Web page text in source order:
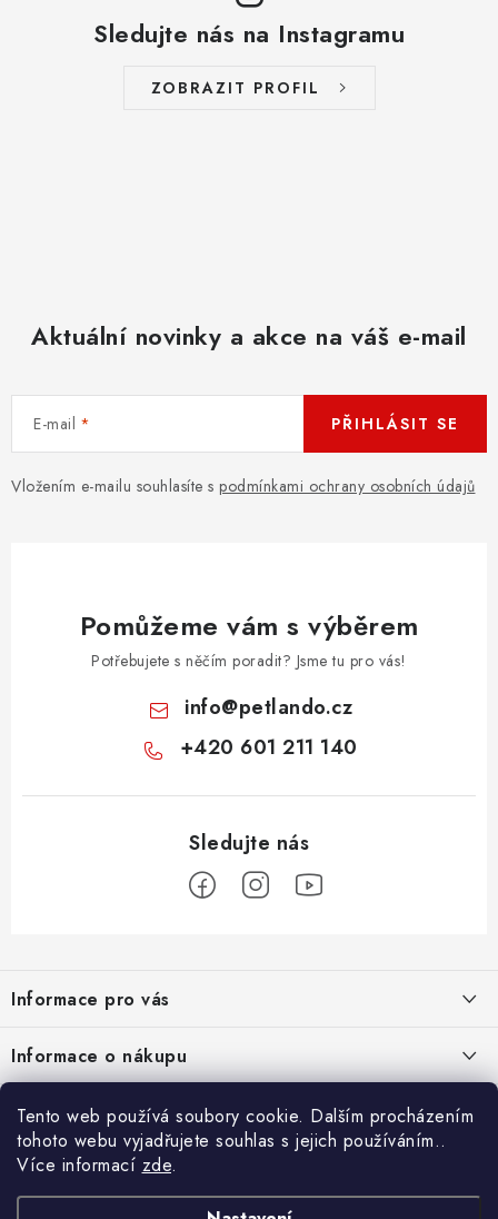
Tento web používá soubory cookie. Dalším procházením
tohoto webu vyjadřujete souhlas s jejich používáním..
Více informací zde.
Sledujte nás na Instagramu
ZOBRAZIT PROFIL
Aktuální novinky a akce na váš e-mail
E-mail
Vložením e-mailu souhlasíte s podmínkami ochrany osobních údajů
PŘIHLÁSIT SE
Pomůžeme vám s výběrem
Potřebujete s něčím poradit? Jsme tu pro vás!
info@petlando.cz
+420 601 211 140
p
a
t
í
Informace pro vás
Nové věrnostní podmínky
Chovatelský program
Petlando velkoobchod
Blog
Informace o nákupu
Hodnocení obchodu
Jak vyměnit či vrátit zboží
Podmínky ochrany osobních údajů
Facebook
Blog
Proč si pořídit funkční župan 3 v 1 ?